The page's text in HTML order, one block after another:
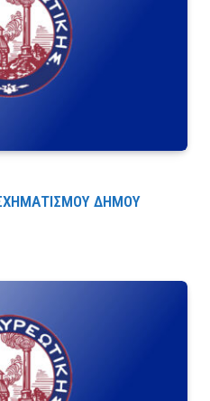
ΔΗΜΟΥ